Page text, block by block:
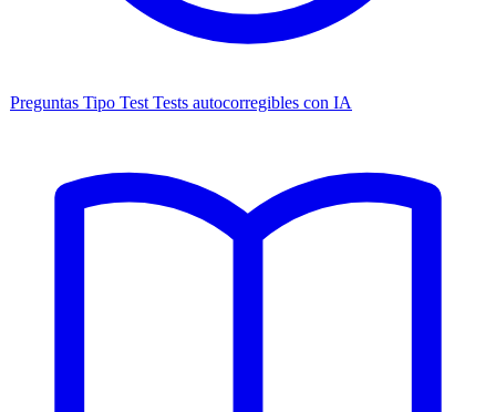
Preguntas Tipo Test Tests autocorregibles con IA